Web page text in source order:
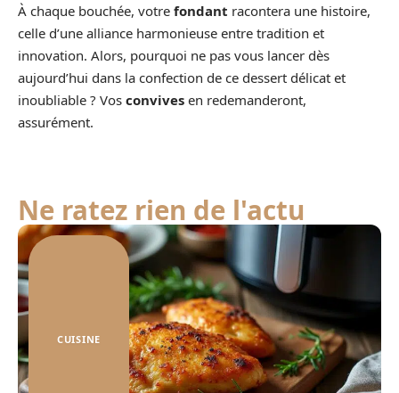
À chaque bouchée, votre fondant racontera une histoire,
celle d’une alliance harmonieuse entre tradition et
innovation. Alors, pourquoi ne pas vous lancer dès
aujourd’hui dans la confection de ce dessert délicat et
inoubliable ? Vos convives en redemanderont,
assurément.
Ne ratez rien de l'actu
CUISINE